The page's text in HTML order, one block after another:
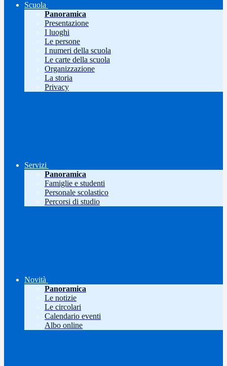
Scuola
Panoramica
Presentazione
I luoghi
Le persone
I numeri della scuola
Le carte della scuola
Organizzazione
La storia
Privacy
Servizi
Panoramica
Famiglie e studenti
Personale scolastico
Percorsi di studio
Novità
Panoramica
Le notizie
Le circolari
Calendario eventi
Albo online